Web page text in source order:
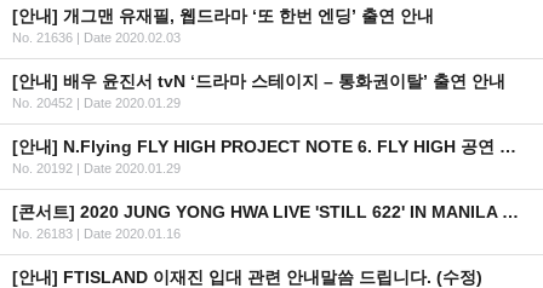
[안내] 개그맨 유재필, 웹드라마 ‘또 한번 엔딩’ 출연 안내
No. 21636 | Date 2020.02.03
[안내] 배우 윤진서 tvN ‘드라마 스테이지 – 통화권이탈’ 출연 안내
No. 20452 | Date 2020.01.29
[안내] N.Flying FLY HIGH PROJECT NOTE 6. FLY HIGH 공연 당일 입장 및 운영 공지
No. 20192 | Date 2020.01.29
[콘서트] 2020 JUNG YONG HWA LIVE 'STILL 622' IN MANILA 공연 잠정 연기 안내
No. 26183 | Date 2020.01.16
[안내] FTISLAND 이재진 입대 관련 안내말씀 드립니다. (수정)